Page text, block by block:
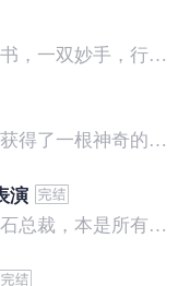
一个落魄的小农，两本神奇的医书，一双妙手，行医天下...... 我，宋晚成，什么样的美女没见过...... 这里，有你想看的
原本平凡的学生唐启，因缘际会获得了一根神奇的手指，从此开启了一段异彩纷呈的人生。赌石，我泰然自若！品鉴，我谁与争锋！财富，我唾手可得！美女，我身伺环绕！脚踩二代，拳讨恶霸，纵横逍遥，唯我独尊！且看普通的少年，如何在都市中如鱼得水，纵横四方，成为一代传奇捡漏王！
演
夏妍妍嫁给了全市最有权势的钻石总裁，本是所有女孩羡慕的对象，可只有她知道，景明远将她当成了输血工具。 一年后，他心爱的人苏醒，夏妍妍带着离婚协议去找他，却意外流产，她恨极了他们，势必要让他们付出代价……